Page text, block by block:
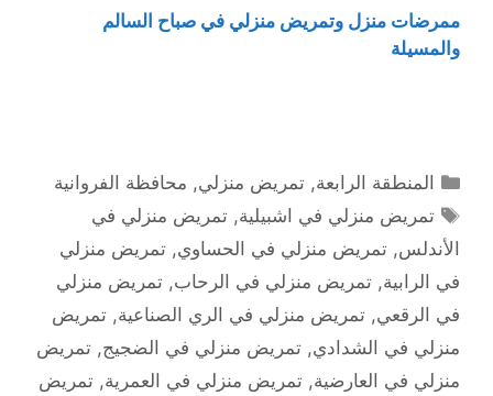
ممرضات منزل وتمريض منزلي في صباح السالم
والمسيلة
التصنيفات
المنطقة الرابعة,تمريض منزلي, محافظة الفروانية
الوسوم
تمريض منزلي في اشبيلية,تمريض منزلي في
الأندلس, تمريض منزلي في الحساوي, تمريض منزلي
في الرابية, تمريض منزلي في الرحاب, تمريض منزلي
في الرقعي, تمريض منزلي في الري الصناعية, تمريض
منزلي في الشدادي, تمريض منزلي في الضجيج, تمريض
منزلي في العارضية, تمريض منزلي في العمرية, تمريض